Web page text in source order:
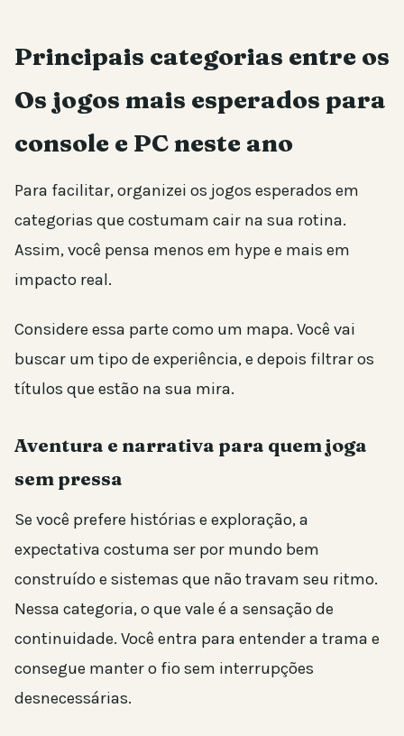
Principais categorias entre os
Os jogos mais esperados para
console e PC neste ano
Para facilitar, organizei os jogos esperados em
categorias que costumam cair na sua rotina.
Assim, você pensa menos em hype e mais em
impacto real.
Considere essa parte como um mapa. Você vai
buscar um tipo de experiência, e depois filtrar os
títulos que estão na sua mira.
Aventura e narrativa para quem joga
sem pressa
Se você prefere histórias e exploração, a
expectativa costuma ser por mundo bem
construído e sistemas que não travam seu ritmo.
Nessa categoria, o que vale é a sensação de
continuidade. Você entra para entender a trama e
consegue manter o fio sem interrupções
desnecessárias.